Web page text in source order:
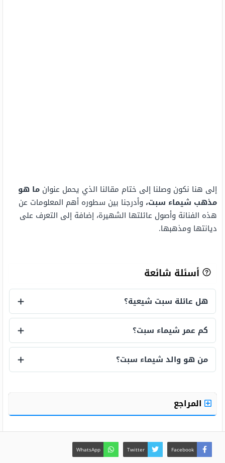
إلى هنا نكون وصلنا إلى ختام مقالنا الذي يحمل عنوان ما هو
مذهب شيماء سبت، وأدرجنا بين سطوره أهم المعلومات عن
هذه الفنانة وأصول عائلتها الشهيرة، إضافة إلى التعرف على
ديانتها ومذهبها.
أسئلة شائعة
هل عائلة سبت شيعية؟
هل عائلة سبت شيعية؟
كم عمر شيماء سبت؟
كم عمر شيماء سبت؟
من هو والد شيماء سبت؟
المراجع
Facebook
Twitter
WhatsApp